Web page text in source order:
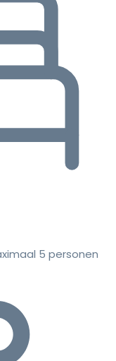
5 personen